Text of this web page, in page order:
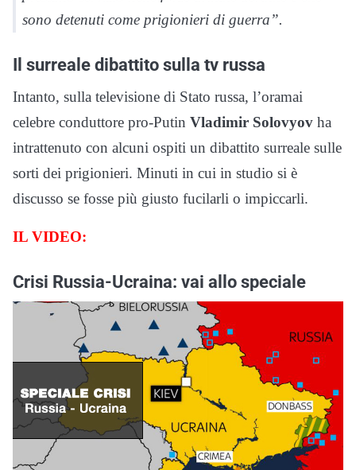
sono detenuti come prigionieri di guerra”.
Il surreale dibattito sulla tv russa
Intanto, sulla televisione di Stato russa, l’oramai
celebre conduttore pro-Putin Vladimir Solovyov ha
intrattenuto con alcuni ospiti un dibattito surreale sulle
sorti dei prigionieri. Minuti in cui in studio si è
discusso se fosse più giusto fucilarli o impiccarli.
IL VIDEO:
Crisi Russia-Ucraina: vai allo speciale